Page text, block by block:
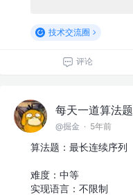
技术交流圈
评论
每天一道算法题
@掘金 · 5年前
算法题：最长连续序列
难度：中等
实现语言：不限制